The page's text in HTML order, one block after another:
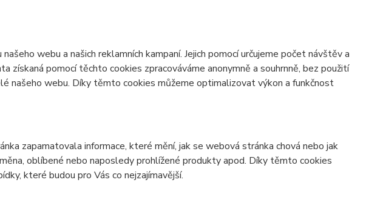
webu a našich reklamních kampaní. Jejich pomocí určujeme počet návštěv a
získaná pomocí těchto cookies zpracováváme anonymně a souhrnně, bez použití
našeho webu. Díky těmto cookies můžeme optimalizovat výkon a funkčnost
zapamatovala informace, které mění, jak se webová stránka chová nebo jak
oblíbené nebo naposledy prohlížené produkty apod. Díky těmto cookies
které budou pro Vás co nejzajímavější.